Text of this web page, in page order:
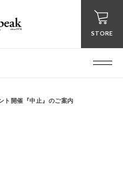
STORE
開催『中止』のご案内